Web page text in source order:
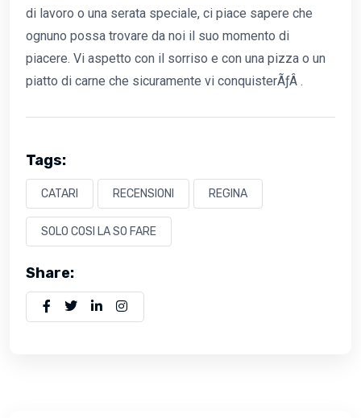
di lavoro o una serata speciale, ci piace sapere che
ognuno possa trovare da noi il suo momento di
piacere. Vi aspetto con il sorriso e con una pizza o un
piatto di carne che sicuramente vi conquisterÃƒÂ .
Tags:
CATARI RECENSIONI REGINA
SOLO COSI LA SO FARE
Share: